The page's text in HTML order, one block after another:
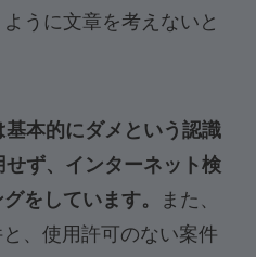
うに文章を考えないと
本的にダメという認識
ず、インターネット検
をしています。
また、
、使用許可のない案件